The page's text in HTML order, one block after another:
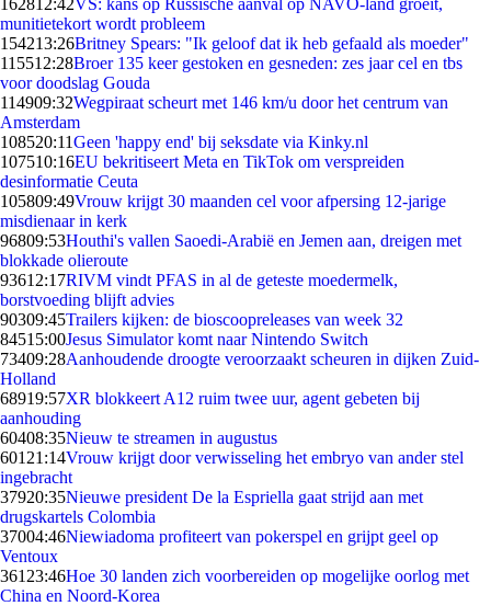
162812:42VS: kans op Russische aanval op NAVO-land groeit,
munitietekort wordt probleem
154213:26Britney Spears: "Ik geloof dat ik heb gefaald als moeder"
115512:28Broer 135 keer gestoken en gesneden: zes jaar cel en tbs
voor doodslag Gouda
114909:32Wegpiraat scheurt met 146 km/u door het centrum van
Amsterdam
108520:11Geen 'happy end' bij seksdate via Kinky.nl
107510:16EU bekritiseert Meta en TikTok om verspreiden
desinformatie Ceuta
105809:49Vrouw krijgt 30 maanden cel voor afpersing 12-jarige
misdienaar in kerk
96809:53Houthi's vallen Saoedi-Arabië en Jemen aan, dreigen met
blokkade olieroute
93612:17RIVM vindt PFAS in al de geteste moedermelk,
borstvoeding blijft advies
90309:45Trailers kijken: de bioscoopreleases van week 32
84515:00Jesus Simulator komt naar Nintendo Switch
73409:28Aanhoudende droogte veroorzaakt scheuren in dijken Zuid-
Holland
68919:57XR blokkeert A12 ruim twee uur, agent gebeten bij
aanhouding
60408:35Nieuw te streamen in augustus
601 21:14Vrouw krijgt door verwisseling het embryo van ander stel
ingebracht
37920:35Nieuwe president De la Espriella gaat strijd aan met
drugskartels Colombia
37004:46Niewiadoma profiteert van pokerspel en grijpt geel op
Ventoux
361 23:46Hoe 30 landen zich voorbereiden op mogelijke oorlog met
China en Noord-Korea